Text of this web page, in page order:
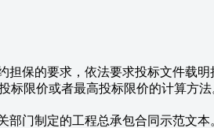
保的要求，依法要求投标文件载明
标限价或者最高投标限价的计算方法
门制定的工程总承包合同示范文本